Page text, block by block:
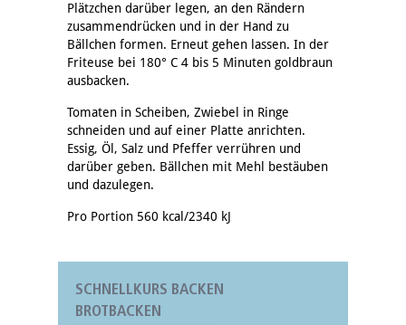
SCHNELLKURS BACKEN
BROTBACKEN
Plätzchen darüber legen, an den Rändern
zusammendrücken und in der Hand zu
Bällchen formen. Erneut gehen lassen. In der
Friteuse bei 180° C 4 bis 5 Minuten goldbraun
ausbacken.
Tomaten in Scheiben, Zwiebel in Ringe
schneiden und auf einer Platte anrichten.
Essig, Öl, Salz und Pfeffer verrühren und
darüber geben. Bällchen mit Mehl bestäuben
und dazulegen.
Pro Portion 560 kcal/2340 kJ